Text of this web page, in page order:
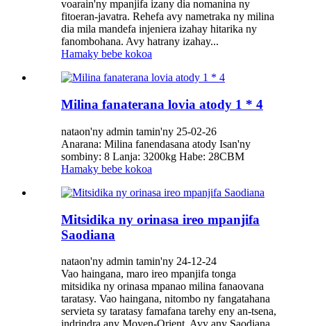
voarain'ny mpanjifa izany dia nomanina ny
fitoeran-javatra. Rehefa avy nametraka ny milina
dia mila mandefa injeniera izahay hitarika ny
fanombohana. Avy hatrany izahay...
Hamaky bebe kokoa
Milina fanaterana lovia atody 1 * 4
nataon'ny admin tamin'ny 25-02-26
Anarana: Milina fanendasana atody Isan'ny
sombiny: 8 Lanja: 3200kg Habe: 28CBM
Hamaky bebe kokoa
Mitsidika ny orinasa ireo mpanjifa
Saodiana
nataon'ny admin tamin'ny 24-12-24
Vao haingana, maro ireo mpanjifa tonga
mitsidika ny orinasa mpanao milina fanaovana
taratasy. Vao haingana, nitombo ny fangatahana
servieta sy taratasy famafana tarehy eny an-tsena,